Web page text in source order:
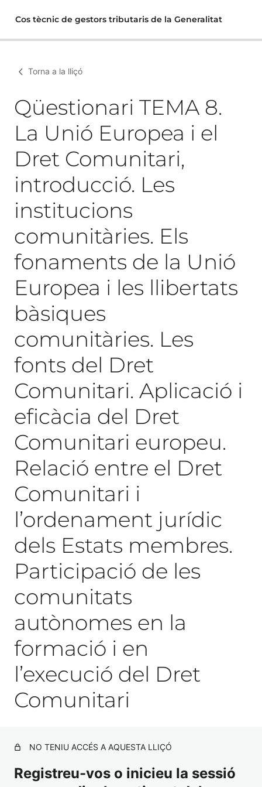
Cos tècnic de gestors tributaris de la Generalitat
Torna a la lliçó
Qüestionari TEMA 8.
La Unió Europea i el
Dret Comunitari,
introducció. Les
institucions
comunitàries. Els
fonaments de la Unió
Europea i les llibertats
bàsiques
comunitàries. Les
fonts del Dret
Comunitari. Aplicació i
eficàcia del Dret
Comunitari europeu.
Relació entre el Dret
Comunitari i
l’ordenament jurídic
dels Estats membres.
Participació de les
comunitats
autònomes en la
formació i en
l’execució del Dret
Comunitari
NO TENIU ACCÉS A AQUESTA LLIÇÓ
Registreu-vos o inicieu la sessió